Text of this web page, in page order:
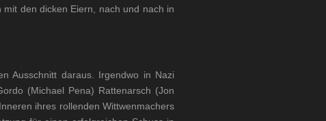
den dicken Eiern, nach und nach in
Ausschnitt daraus. Irgendwo in Nazi
(Michael Pena) Rattenarsch (Jon
ihres rollenden Wittwenmachers